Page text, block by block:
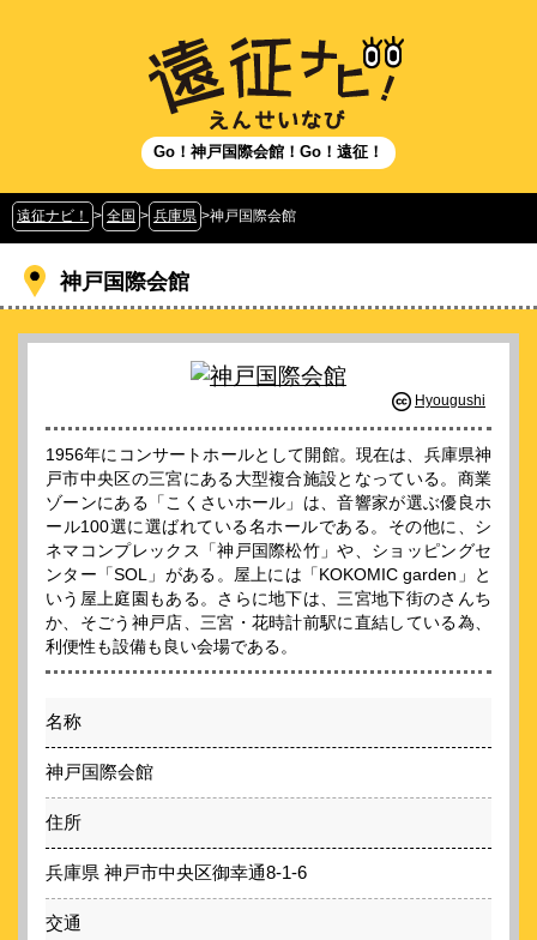
Go！神戸国際会館！Go！遠征！
遠征ナビ！ > 全国 > 兵庫県 >神戸国際会館
神戸国際会館
Hyougushi
1956年にコンサートホールとして開館。現在は、兵庫県神
戸市中央区の三宮にある大型複合施設となっている。商業
ゾーンにある「こくさいホール」は、音響家が選ぶ優良ホ
ール100選に選ばれている名ホールである。その他に、シ
ネマコンプレックス「神戸国際松竹」や、ショッピングセ
ンター「SOL」がある。屋上には「KOKOMIC garden」と
いう屋上庭園もある。さらに地下は、三宮地下街のさんち
か、そごう神戸店、三宮・花時計前駅に直結している為、
利便性も設備も良い会場である。
名称
神戸国際会館
住所
兵庫県 神戸市中央区御幸通8-1-6
交通